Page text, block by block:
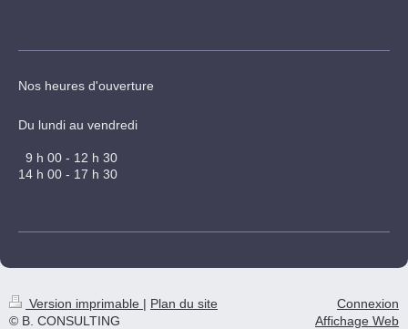
Nos heures d'ouverture
Du lundi au vendredi
9 h 00 - 12 h 30
14 h 00 - 17 h 30
Version imprimable | Plan du site
© B. CONSULTING
Connexion
Affichage Web